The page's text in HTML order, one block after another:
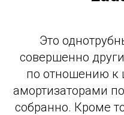
Это
совершенно
по отношению
амортизаторами
собранно. Кроме